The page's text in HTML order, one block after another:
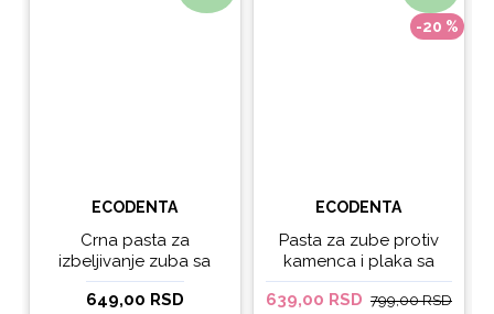
ECODENTA
Crna pasta za
izbeljivanje zuba sa
ukusom narandže
Ecodenta 100 ml
649,00 RSD
-20 %
ECODENTA
Pasta za zube protiv
kamenca i plaka sa
kokosovim uljem
Ecodenta ORGANIC
639,00 RSD 799,00 RSD